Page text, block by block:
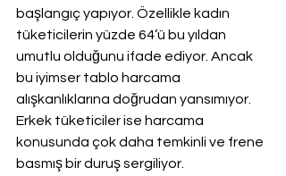
başlangıç yapıyor. Özellikle kadın
tüketicilerin yüzde 64’ü bu yıldan
umutlu olduğunu ifade ediyor. Ancak
bu iyimser tablo harcama
alışkanlıklarına doğrudan yansımıyor.
Erkek tüketiciler ise harcama
konusunda çok daha temkinli ve frene
basmış bir duruş sergiliyor.